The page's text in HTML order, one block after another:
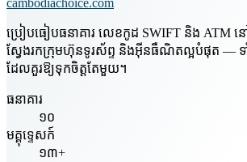
ប្រៀបធៀបធនាគារ លេខកូដ SWIFT និង ATM នៅ
ស្វែងរកក្រុមហ៊ុនទូរស័ព្ទ និងអ៊ីនធឺណិតល្អបំផុត — ទ
ដែលគួរឱ្យទុកចិត្តតែមួយ។
ធនាគារ
១០
មគ្គុទ្ទេសក៍
១៣+